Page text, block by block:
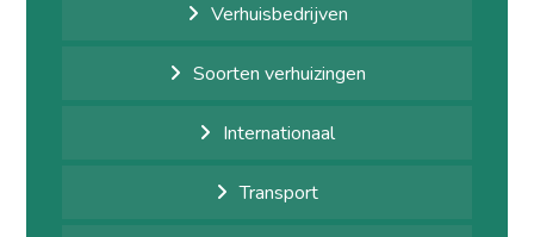
Verhuisbedrijven
Soorten verhuizingen
Internationaal
Transport